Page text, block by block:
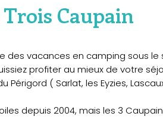
Caupain
des vacances en camping sous
profiter au mieux de votre
Périgord ( Sarlat, les Eyzies,
depuis 2004, mais les 3
et vous propose notamment un